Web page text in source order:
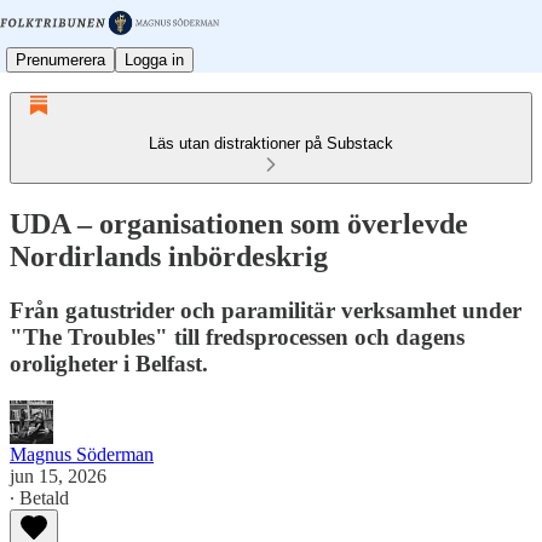
Prenumerera Logga in
Läs utan distraktioner på Substack
UDA – organisationen som överlevde
Nordirlands inbördeskrig
Från gatustrider och paramilitär verksamhet under
"The Troubles" till fredsprocessen och dagens
oroligheter i Belfast.
Magnus Söderman
jun 15, 2026
∙ Betald